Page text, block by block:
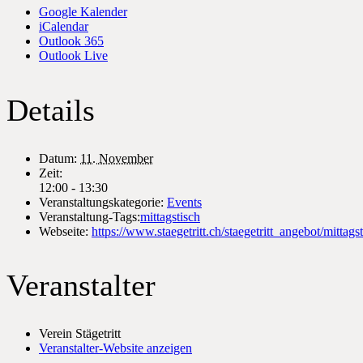
Google Kalender
iCalendar
Outlook 365
Outlook Live
Details
Datum: 11. November
Zeit:
12:00 - 13:30
Veranstaltungskategorie: Events
Veranstaltung-Tags:mittagstisch
Webseite: https://www.staegetritt.ch/staegetritt_angebot/
Veranstalter
Verein Stägetritt
Veranstalter-Website anzeigen